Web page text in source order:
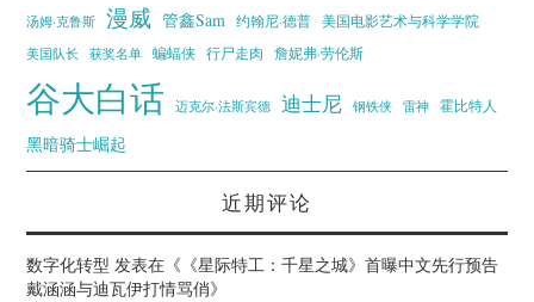
汤姆·克鲁斯 漫威 管鑫Sam 约翰尼·德普
美国电影艺术与科学学院
美国队长
获奖名单 蝙蝠侠 行尸走肉 詹妮弗·劳伦斯
谷大白话 迈克尔·法斯宾德 迪士尼 钢铁侠 雷神 霍比特人
黑暗骑士崛起
近期评论
数字化转型 发表在《 《星际特工：千星之城》首曝中文先行预告
戴涵涵与迪瓦伊打情骂俏》